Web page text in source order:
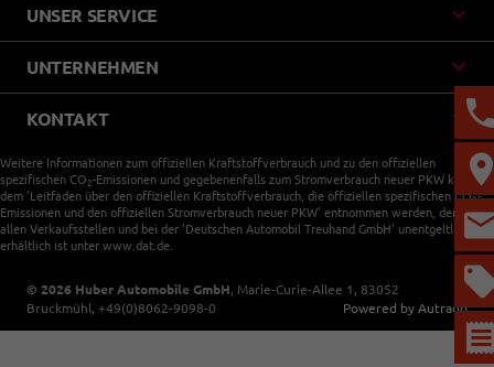
UNSER SERVICE
UNTERNEHMEN
KONTAKT
Weitere Informationen zum offiziellen Kraftstoffverbrauch und zu den offiziellen
spezifischen CO 2-Emissionen und gegebenenfalls zum Stromverbrauch neuer PKW können
dem 'Leitfaden über den offiziellen Kraftstoffverbrauch, die offiziellen spezifischen CO2-
Emissionen und den offiziellen Stromverbrauch neuer PKW' entnommen werden, der an
allen Verkaufsstellen und bei der 'Deutschen Automobil Treuhand GmbH' unentgeltlich
erhältlich ist unter www.dat.de.
© 2026 Huber Automobile GmbH, Marie-Curie-Allee 1 , 83052
Bruckmühl, +49(0)8062-9098-0 Powered by Autrado